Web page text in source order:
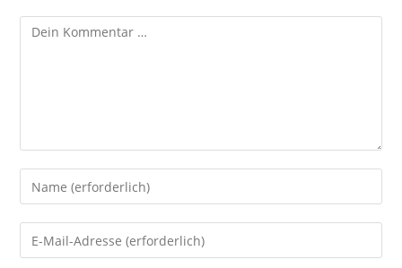
Kommentar
Gib
deinen
Namen
oder
Gib
deine